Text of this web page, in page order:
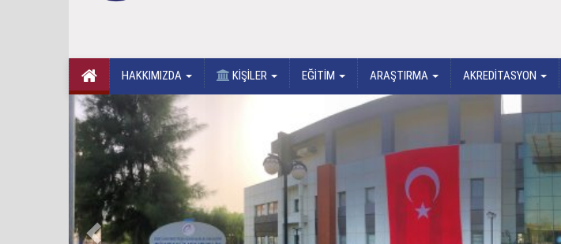
HAKKIMIZDA KİŞİLER EĞİTİM ARAŞTIRMA AKREDİTASYON
Previous